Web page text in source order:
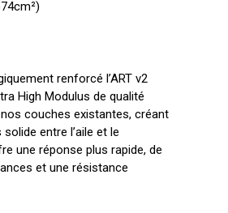
renforcé l’ART v2
High Modulus de qualité
couches existantes, créant
entre l’aile et le
une réponse plus rapide, de
et une résistance